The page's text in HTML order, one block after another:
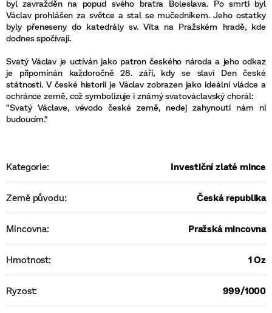
byl zavražděn na popud svého bratra Boleslava. Po smrti byl
Václav prohlášen za světce a stal se mučedníkem. Jeho ostatky
byly přeneseny do katedrály sv. Víta na Pražském hradě, kde
dodnes spočívají.
Svatý Václav je uctíván jako patron českého národa a jeho odkaz
je připomínán každoročně 28. září, kdy se slaví Den české
státnosti. V české historii je Václav zobrazen jako ideální vládce a
ochránce země, což symbolizuje i známý svatováclavský chorál:
"Svatý Václave, vévodo české země, nedej zahynouti nám ni
budoucím."
Kategorie: Investiční zlaté mince
Země původu: Česká republika
Mincovna: Pražská mincovna
Hmotnost: 1 Oz
Ryzost: 999/1000